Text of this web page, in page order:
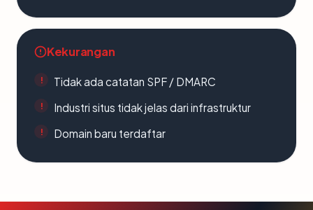
Kekurangan
Tidak ada catatan SPF / DMARC
Industri situs tidak jelas dari infrastruktur
Domain baru terdaftar